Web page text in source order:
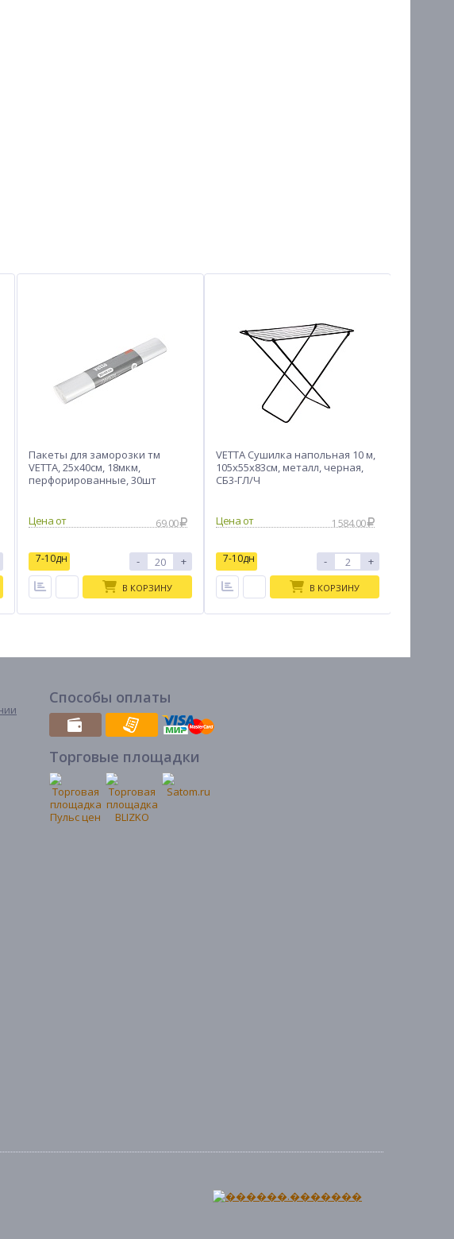
Пакеты для заморозки тм
VETTA, 25x40см, 18мкм,
перфорированные, 30шт
69.00
7-10дн - +
В КОРЗИНУ
VETTA Сушилка напольная 10 м,
105х55х83см, металл, черная,
СБ3-ГЛ/Ч
1 584.00
7-10дн - +
В КОРЗИНУ
Способы оплаты
Торговые площадки